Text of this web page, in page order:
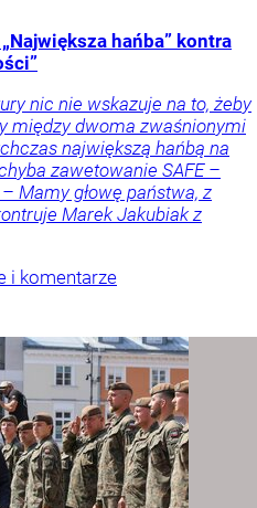
hańba” kontra
nic nie wskazuje na to, żeby
między dwoma zwaśnionymi
największą hańbą na
zawetowanie SAFE –
Mamy głowę państwa, z
Marek Jakubiak z
i komentarze